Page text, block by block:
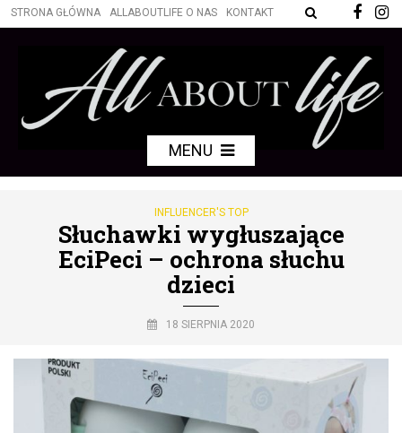
STRONA GŁÓWNA ALLABOUTLIFE O NAS KONTAKT
MENU
INFLUENCER'S TOP
Słuchawki wygłuszające
EciPeci – ochrona słuchu
dzieci
18 SIERPNIA 2020